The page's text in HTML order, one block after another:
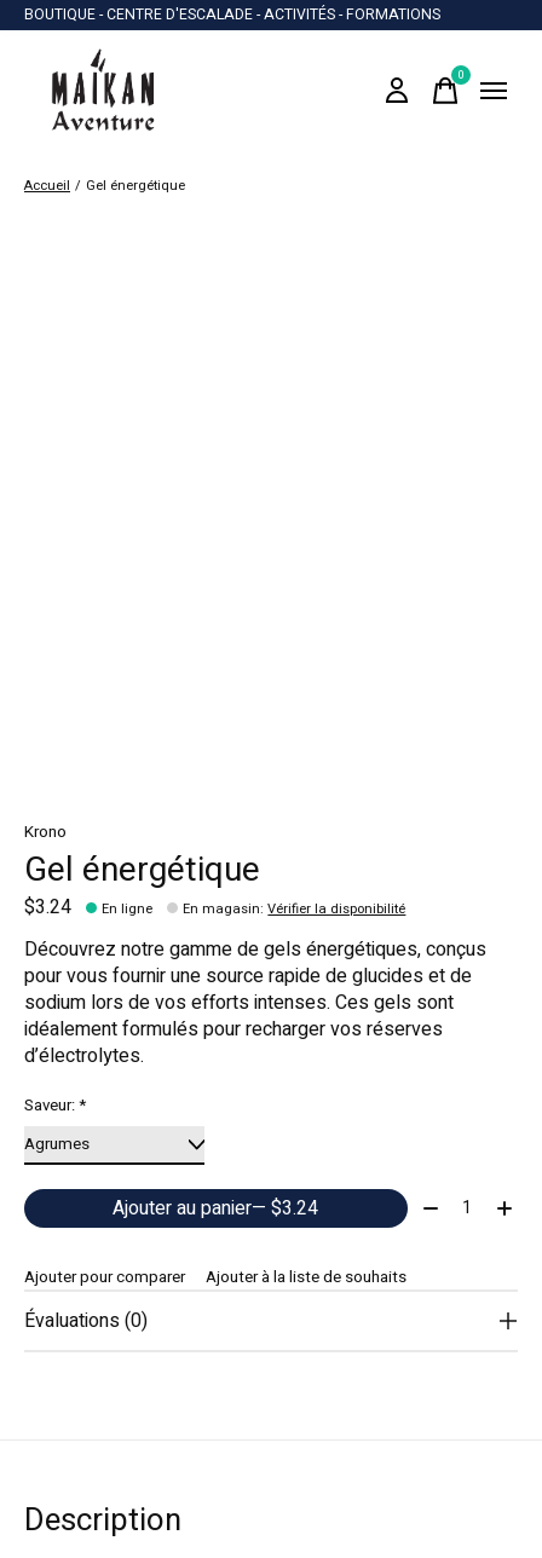
BOUTIQUE - CENTRE D'ESCALADE - ACTIVITÉS - FORMATIONS
0items
Accueil / Gel énergétique
Krono
Gel énergétique
$3.24 En ligne En magasin:Vérifier la disponibilité
Découvrez notre gamme de gels énergétiques, conçus
pour vous fournir une source rapide de glucides et de
sodium lors de vos efforts intenses. Ces gels sont
idéalement formulés pour recharger vos réserves
d’électrolytes.
Saveur:*
Ajouter au panier — $3.24 Quantité:
Ajouter pour comparer Ajouter à la liste de souhaits
Évaluations (0)
Description